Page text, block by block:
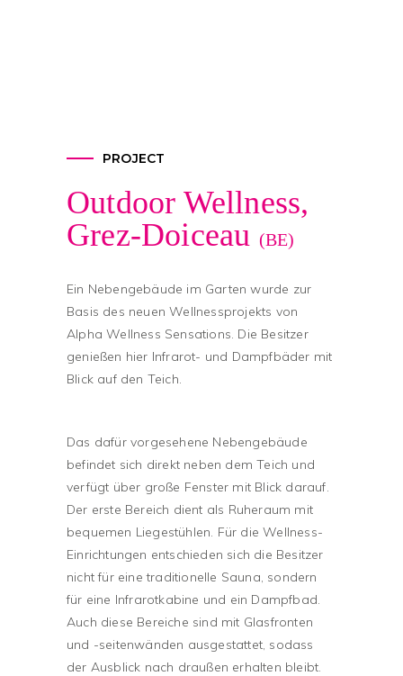
PROJECT
Outdoor Wellness,
Grez-Doiceau (BE)
Ein Nebengebäude im Garten wurde zur
Basis des neuen Wellnessprojekts von
Alpha Wellness Sensations. Die Besitzer
genießen hier Infrarot- und Dampfbäder mit
Blick auf den Teich.
Das dafür vorgesehene Nebengebäude
befindet sich direkt neben dem Teich und
verfügt über große Fenster mit Blick darauf.
Der erste Bereich dient als Ruheraum mit
bequemen Liegestühlen. Für die Wellness-
Einrichtungen entschieden sich die Besitzer
nicht für eine traditionelle Sauna, sondern
für eine Infrarotkabine und ein Dampfbad.
Auch diese Bereiche sind mit Glasfronten
und -seitenwänden ausgestattet, sodass
der Ausblick nach draußen erhalten bleibt.